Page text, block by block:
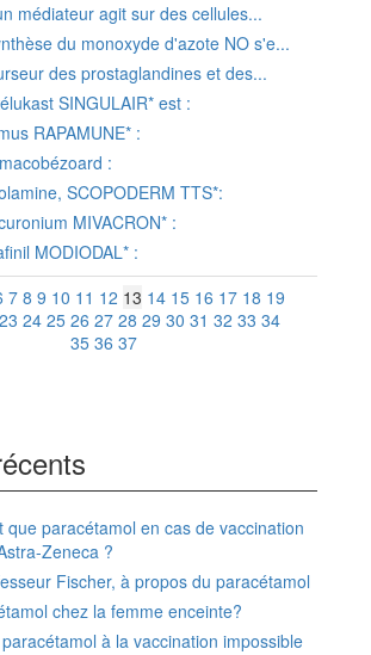
médiateur agit sur des cellules...
du monoxyde d'azote NO s'e...
des prostaglandines et des...
SINGULAIR* est :
RAPAMUNE* :
:
SCOPODERM TTS*:
MIVACRON* :
MODIODAL* :
7 8 9 10 11 12 13 14 15 16 17 18 19
23 24 25 26 27 28 29 30 31 32 33 34
35 36 37
que paracétamol en cas de vaccination
Zeneca ?
Fischer, à propos du paracétamol
chez la femme enceinte?
à la vaccination impossible